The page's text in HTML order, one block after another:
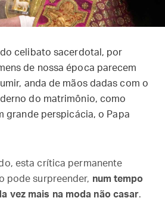
celibato sacerdotal, por
de nossa época parecem
anda de mãos dadas com o
do matrimônio, como
grande perspicácia, o Papa
esta crítica permanente
pode surpreender, num tempo
vez mais na moda não casar.